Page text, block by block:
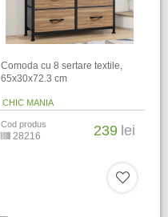
Comoda cu 8 sertare textile,
65x30x72.3 cm
CHIC MANIA
Cod produs
28216 239 lei